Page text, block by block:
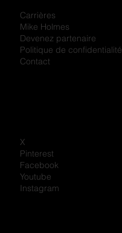
Carrières
Mike Holmes
Devenez partenaire
Politique de confidentialité
Contact
X
Pinterest
Facebook
Youtube
Instagram